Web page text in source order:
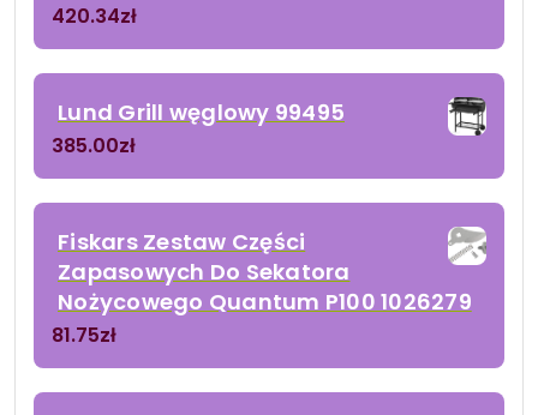
420.34zł
Lund Grill węglowy 99495
385.00zł
Fiskars Zestaw Części
Zapasowych Do Sekatora
Nożycowego Quantum P100 1026279
81.75zł